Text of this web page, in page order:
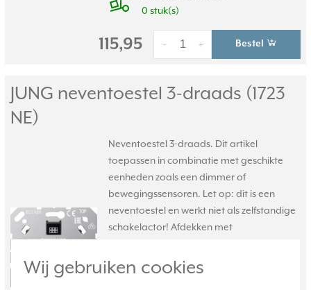
Wij gebruiken cookies
0 stuk(s)
115,95 +
- Bestel
JUNG neventoestel 3-draads (1723
NE)
Neventoestel 3-draads. Dit artikel
toepassen in combinatie met geschikte
eenheden zoals een dimmer of
bewegingssensoren. Let op: dit is een
neventoestel en werkt niet als zelfstandige
schakelactor! Afdekken met
informatie »